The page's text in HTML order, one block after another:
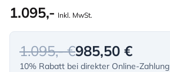
1.095,- Inkl. MwSt.
1.095,- €985,50 €
10% Rabatt bei direkter Online-Zahlung